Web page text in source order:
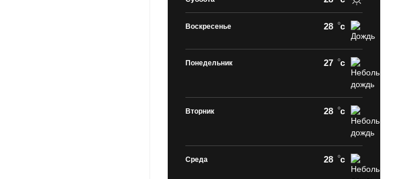
Воскресенье 28 c
Понедельник 27 c
Вторник 28 c
Среда 28 c